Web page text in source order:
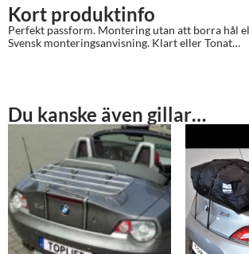
Kort produktinfo
Perfekt passform. Montering utan att borra hål
Svensk monteringsanvisning. Klart eller Tonat…
Du kanske även gillar…